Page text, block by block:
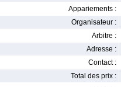
Appariements :
Organisateur :
Arbitre :
Adresse :
Contact :
Total des prix :